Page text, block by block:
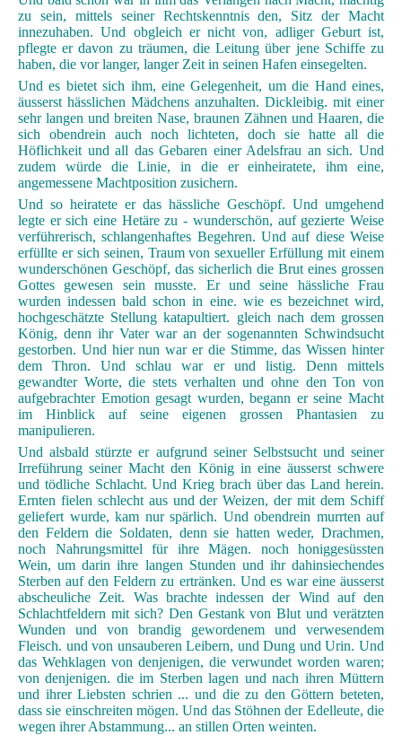
zu sein, mittels seiner Rechtskenntnis den, Sitz der Macht
innezuhaben. Und obgleich er nicht von, adliger Geburt ist,
pflegte er davon zu träumen, die Leitung über jene Schiffe zu
haben, die vor langer, langer Zeit in seinen Hafen einsegelten.
Und es bietet sich ihm, eine Gelegenheit, um die Hand eines,
äusserst hässlichen Mädchens anzuhalten. Dickleibig. mit einer
sehr langen und breiten Nase, braunen Zähnen und Haaren, die
sich obendrein auch noch lichteten, doch sie hatte all die
Höflichkeit und all das Gebaren einer Adelsfrau an sich. Und
zudem würde die Linie, in die er einheiratete, ihm eine,
angemessene Machtposition zusichern.
Und so heiratete er das hässliche Geschöpf. Und umgehend
legte er sich eine Hetäre zu - wunderschön, auf gezierte Weise
verführerisch, schlangenhaftes Begehren. Und auf diese Weise
erfüllte er sich seinen, Traum von sexueller Erfüllung mit einem
wunderschönen Geschöpf, das sicherlich die Brut eines grossen
Gottes gewesen sein musste. Er und seine hässliche Frau
wurden indessen bald schon in eine. wie es bezeichnet wird,
hochgeschätzte Stellung katapultiert. gleich nach dem grossen
König, denn ihr Vater war an der sogenannten Schwindsucht
gestorben. Und hier nun war er die Stimme, das Wissen hinter
dem Thron. Und schlau war er und listig. Denn mittels
gewandter Worte, die stets verhalten und ohne den Ton von
aufgebrachter Emotion gesagt wurden, begann er seine Macht
im Hinblick auf seine eigenen grossen Phantasien zu
manipulieren.
Und alsbald stürzte er aufgrund seiner Selbstsucht und seiner
Irreführung seiner Macht den König in eine äusserst schwere
und tödliche Schlacht. Und Krieg brach über das Land herein.
Ernten fielen schlecht aus und der Weizen, der mit dem Schiff
geliefert wurde, kam nur spärlich. Und obendrein murrten auf
den Feldern die Soldaten, denn sie hatten weder, Drachmen,
noch Nahrungsmittel für ihre Mägen. noch honiggesüssten
Wein, um darin ihre langen Stunden und ihr dahinsiechendes
Sterben auf den Feldern zu ertränken. Und es war eine äusserst
abscheuliche Zeit. Was brachte indessen der Wind auf den
Schlachtfeldern mit sich? Den Gestank von Blut und verätzten
Wunden und von brandig gewordenem und verwesendem
Fleisch. und von unsauberen Leibern, und Dung und Urin. Und
das Wehklagen von denjenigen, die verwundet worden waren;
von denjenigen. die im Sterben lagen und nach ihren Müttern
und ihrer Liebsten schrien ... und die zu den Göttern beteten,
dass sie einschreiten mögen. Und das Stöhnen der Edelleute, die
wegen ihrer Abstammung... an stillen Orten weinten.